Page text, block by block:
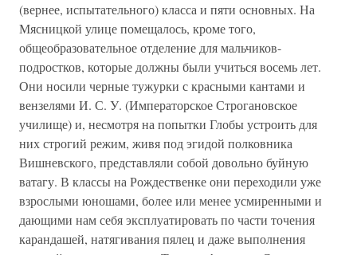
(вернее, испытательного) класса и пяти основных. На
Мясницкой улице помещалось, кроме того,
общеобразовательное отделение для мальчиков-
подростков, которые должны были учиться восемь лет.
Они носили черные тужурки с красными кантами и
вензелями И. С. У. (Императорское Строгановское
училище) и, несмотря на попытки Глобы устроить для
них строгий режим, живя под эгидой полковника
Вишневского, представляли собой довольно буйную
ватагу. В классы на Рождественке они переходили уже
взрослыми юношами, более или менее усмиренными и
дающими нам себя эксплуатировать по части точения
карандашей, натягивания пялец и даже выполнения